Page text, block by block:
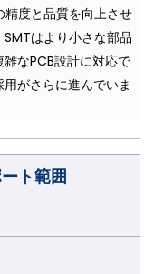
度と品質を向上させ
はより小さな部品
なPCB設計に対応で
がさらに進んでいま
ト範囲